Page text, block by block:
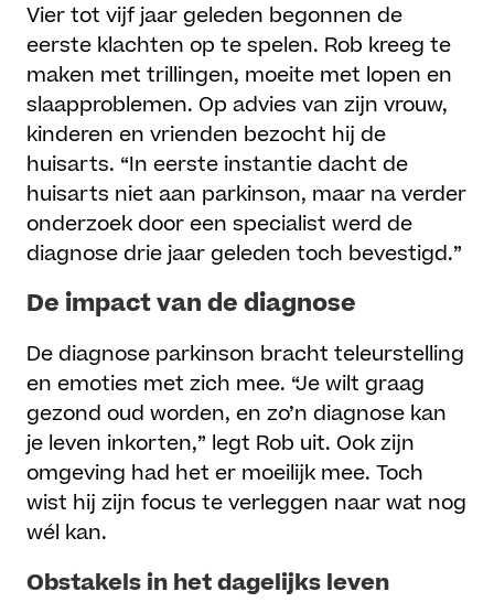
Vier tot vijf jaar geleden begonnen de
eerste klachten op te spelen. Rob kreeg te
maken met trillingen, moeite met lopen en
slaapproblemen. Op advies van zijn vrouw,
kinderen en vrienden bezocht hij de
huisarts. “In eerste instantie dacht de
huisarts niet aan parkinson, maar na verder
onderzoek door een specialist werd de
diagnose drie jaar geleden toch bevestigd.”
De impact van de diagnose
De diagnose parkinson bracht teleurstelling
en emoties met zich mee. “Je wilt graag
gezond oud worden, en zo’n diagnose kan
je leven inkorten,” legt Rob uit. Ook zijn
omgeving had het er moeilijk mee. Toch
wist hij zijn focus te verleggen naar wat nog
wél kan.
Obstakels in het dagelijks leven